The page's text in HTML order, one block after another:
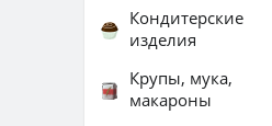
Кондитерские
изделия
Крупы, мука,
макароны